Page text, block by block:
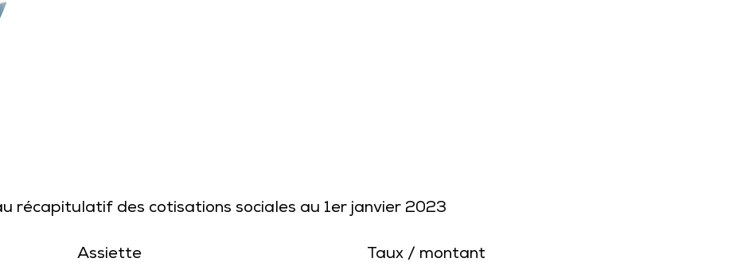
récapitulatif des cotisations sociales au 1er janvier 2023
Assiette Taux / montant